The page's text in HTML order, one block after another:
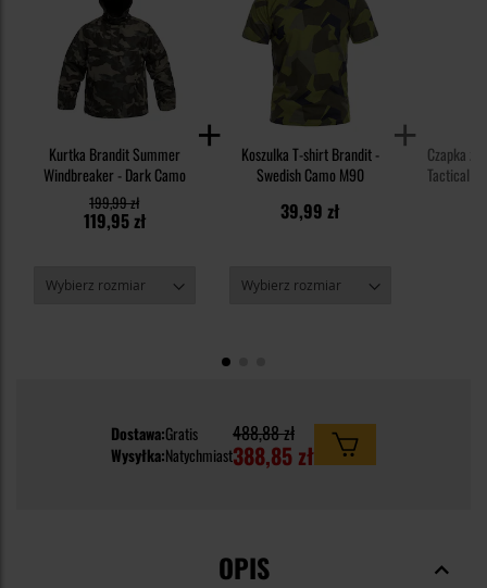
Kurtka Brandit Summer
Windbreaker - Dark Camo
119,95 zł
199,99 zł
Koszulka T-shirt Brandit -
Swedish Camo M90
39,99 zł
Czapka z
Tactical
Dostawa:Gratis
Wysyłka:Natychmiast
488,88 zł
388,85 zł
OPIS